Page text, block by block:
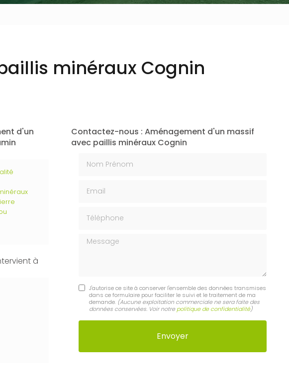
Pergola
minéraux Cognin
d'un
à
Contactez-nous : Aménagement d'un massif
avec paillis minéraux Cognin
Message
J'autorise ce site à conserver l'ensemble des données transmises
dans ce formulaire pour faciliter le suivi et le traitement de ma
demande. (Aucune exploitation commerciale ne sera faite des
données conservées. Voir notre politique de confidentialité)